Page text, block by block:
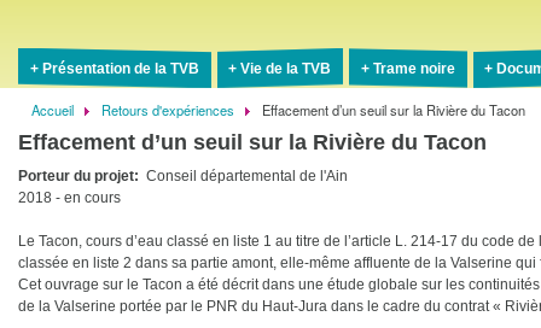
Présentation de la TVB Vie de la TVB Trame noire
Fil
d'Ariane
Accueil Retours d'expériences Effacement d’un seuil sur la Rivière du Tacon
Effacement d’un seuil sur la Rivière du Tacon
Porteur du projet
Conseil départemental de l'Ain
2018 - en cours
Le Tacon, cours d’eau classé en liste 1 au titre de l’article L. 214-17 du code
classée en liste 2 dans sa partie amont, elle-même affluente de la Valserine
Cet ouvrage sur le Tacon a été décrit dans une étude globale sur les
de la Valserine portée par le PNR du Haut-Jura dans le cadre du contrat «